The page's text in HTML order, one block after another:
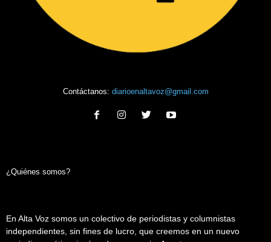
Contáctanos: diarioenaltavoz@gmail.com
¿Quiénes somos?
En Alta Voz somos un colectivo de periodistas y columnistas
independientes, sin fines de lucro, que creemos en un nuevo